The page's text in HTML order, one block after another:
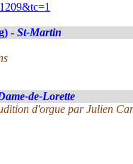
- St-Martin
de-Lorette
d'orgue par Julien